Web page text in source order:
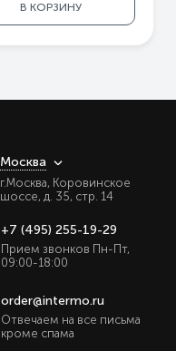
В КОРЗИНУ
Москва
г.Москва, Коровинское
шоссе, д. 35, стр. 14
+7 (495) 255-19-29
Прием звонков Пн-Пт,
09:00-18:00
order@intermo.ru
Отвечаем на все письма
кроме спама